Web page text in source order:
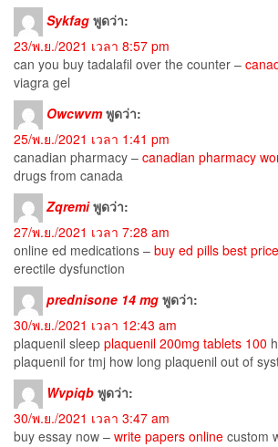
Sykfag พูดว่า:
23/พ.ย./2021 เวลา 8:57 pm
can you buy tadalafil over the counter –
viagra gel
Owcwvm พูดว่า:
25/พ.ย./2021 เวลา 1:41 pm
canadian pharmacy – canadian pharmacy
drugs from canada
Zqremi พูดว่า:
27/พ.ย./2021 เวลา 7:28 am
online ed medications – buy ed pills best price
erectile dysfunction
prednisone 14 mg พูดว่า:
30/พ.ย./2021 เวลา 12:43 am
plaquenil sleep plaquenil 200mg tablets 100
plaquenil for tmj how long plaquenil out of
Wvpiqb พูดว่า:
30/พ.ย./2021 เวลา 3:47 am
buy essay now – write papers online custom